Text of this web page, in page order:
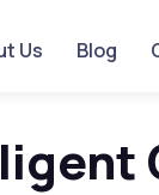
Us Blog